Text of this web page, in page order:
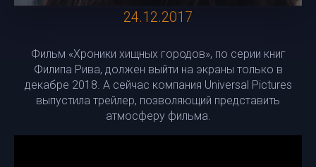
24.12.2017
Фильм «Хроники хищных городов», по серии книг
Филипа Рива, должен выйти на экраны только в
декабре 2018. А сейчас компания Universal Pictures
выпустила трейлер, позволяющий представить
атмосферу фильма.